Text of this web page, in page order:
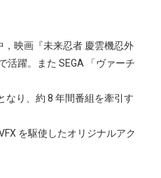
映画『未来忍者 慶雲機忍外
活躍。また SEGA 「ヴァーチ
なり、約 8 年間番組を牽引す
を駆使したオリジナルアク